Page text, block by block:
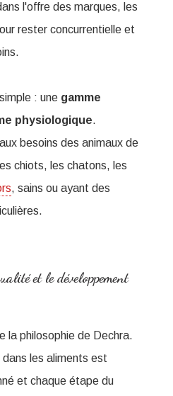
l'offre des marques, les
rester concurrentielle et
: une gamme
physiologique.
besoins des animaux de
chiots, les chatons, les
, sains ou ayant des
et le développement
la philosophie de Dechra.
les aliments est
et chaque étape du